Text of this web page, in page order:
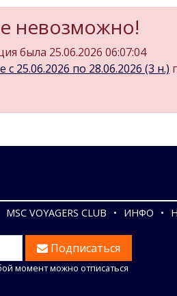
невозможно!
была 25.06.2026 06:07:04
25.06.2026 по 28.06.2026 (3 н.)
MSC VOYAGERS CLUB ИНФО
Подписаться
момент можно отписаться